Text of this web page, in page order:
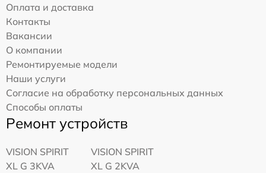
Оплата и доставка
Контакты
Вакансии
О компании
Ремонтируемые модели
Наши услуги
Согласие на обработку персональных данных
Способы оплаты
Ремонт устройств
VISION SPIRIT
XL G 3KVA
VISION SPIRIT
XL G 2KVA